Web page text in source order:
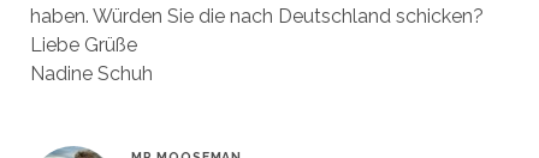
haben. Würden Sie die nach Deutschland schicken?
Liebe Grüße
Nadine Schuh